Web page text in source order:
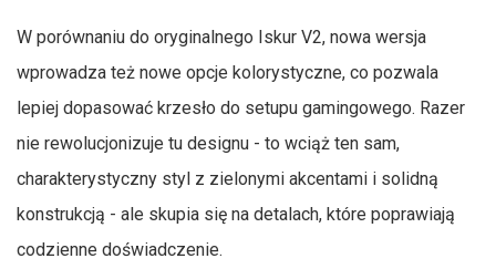
W porównaniu do oryginalnego Iskur V2, nowa wersja
wprowadza też nowe opcje kolorystyczne, co pozwala
lepiej dopasować krzesło do setupu gamingowego. Razer
nie rewolucjonizuje tu designu - to wciąż ten sam,
charakterystyczny styl z zielonymi akcentami i solidną
konstrukcją - ale skupia się na detalach, które poprawiają
codzienne doświadczenie.